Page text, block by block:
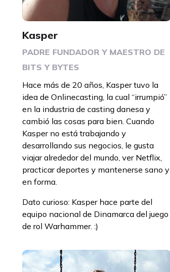
Kasper
PADRE FUNDADOR Y MAESTRO DE
BITS Y BYTES
Hace más de 20 años, Kasper tuvo la
idea de Onlinecasting, la cual “irrumpió”
en la industria de casting danesa y
cambió las cosas para bien. Cuando
Kasper no está trabajando y
desarrollando sus negocios, le gusta
viajar alrededor del mundo, ver Netflix,
practicar deportes y mantenerse sano y
en forma.
Dato curioso: Kasper hace parte del
equipo nacional de Dinamarca del juego
de rol Warhammer. :)